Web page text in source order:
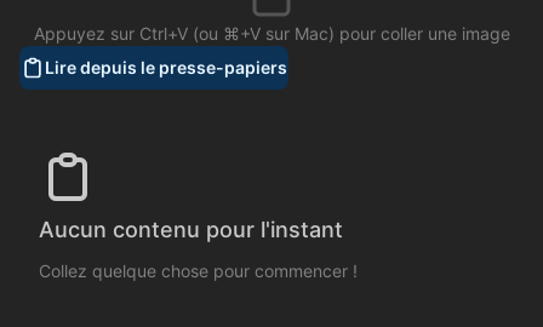
Appuyez sur Ctrl+V (ou ⌘+V sur Mac) pour coller une image
Lire depuis le presse-papiers
Aucun contenu pour l'instant
Collez quelque chose pour commencer !